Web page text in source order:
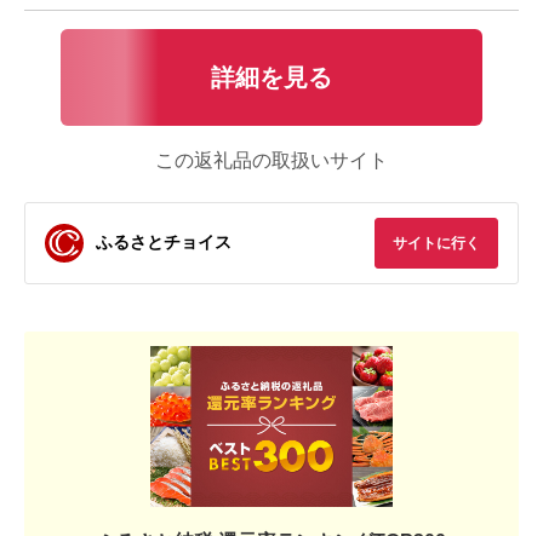
詳細を見る
この返礼品の取扱いサイト
ふるさとチョイス サイトに行く